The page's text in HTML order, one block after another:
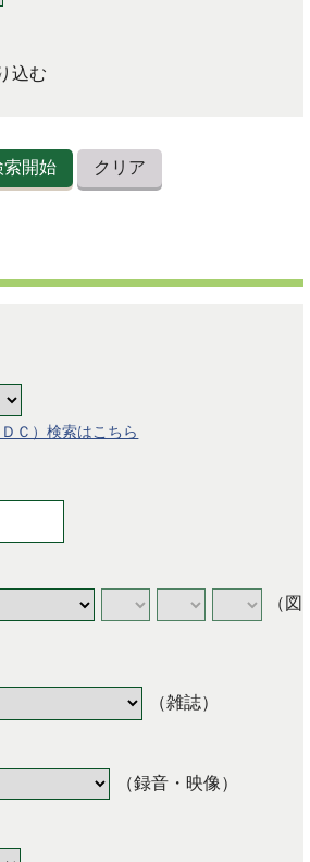
込む
Ｃ）検索はこちら
（図
（雑誌）
（録音・映像）